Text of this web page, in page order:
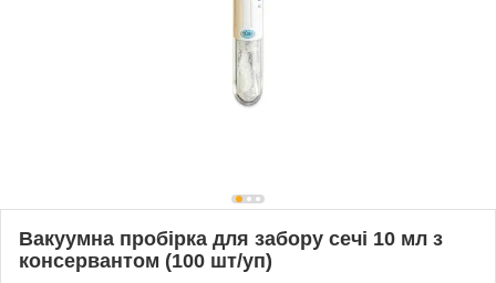
Вакуумна пробірка для забору сечі 10 мл з
консервантом (100 шт/уп)